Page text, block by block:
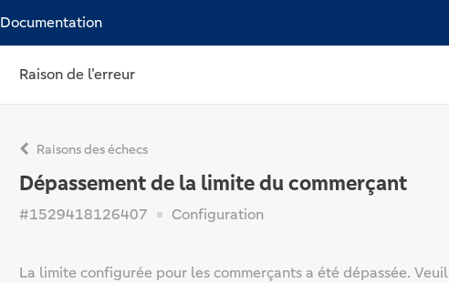
Documentation
Raison de l’erreur
Raisons des échecs
Dépassement de la limite du commerçant
#1529418126407 Configuration
La limite configurée pour les commerçants a été dépassée.